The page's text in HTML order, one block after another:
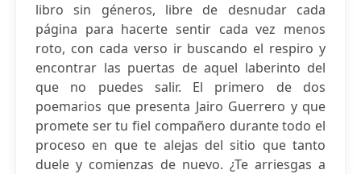
libro sin géneros, libre de desnudar cada
página para hacerte sentir cada vez menos
roto, con cada verso ir buscando el respiro y
encontrar las puertas de aquel laberinto del
que no puedes salir. El primero de dos
poemarios que presenta Jairo Guerrero y que
promete ser tu fiel compañero durante todo el
proceso en que te alejas del sitio que tanto
duele y comienzas de nuevo. ¿Te arriesgas a